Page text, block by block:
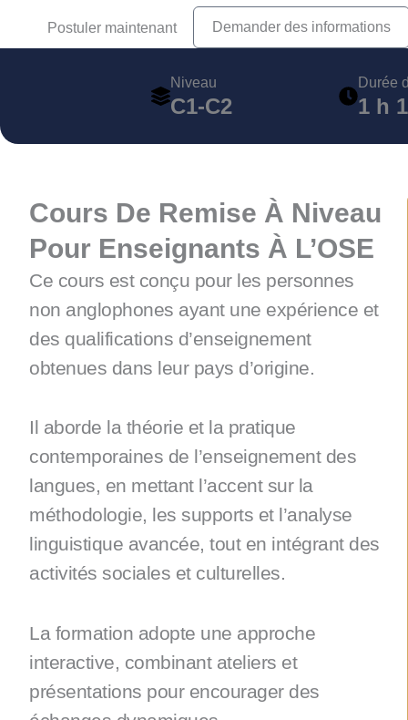
Postuler maintenant Demander des informations
Niveau
C1-C2
Durée
1 h
Cours De Remise À Niveau
Pour Enseignants À L’OSE
Ce cours est conçu pour les personnes
non anglophones ayant une expérience et
des qualifications d’enseignement
obtenues dans leur pays d’origine.
Il aborde la théorie et la pratique
contemporaines de l’enseignement des
langues, en mettant l’accent sur la
méthodologie, les supports et l’analyse
linguistique avancée, tout en intégrant des
activités sociales et culturelles.
La formation adopte une approche
interactive, combinant ateliers et
présentations pour encourager des